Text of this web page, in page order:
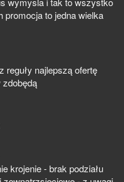
to jedna wielka
reguły najlepszą ofertę
zdobędą
krojenie - brak podziału